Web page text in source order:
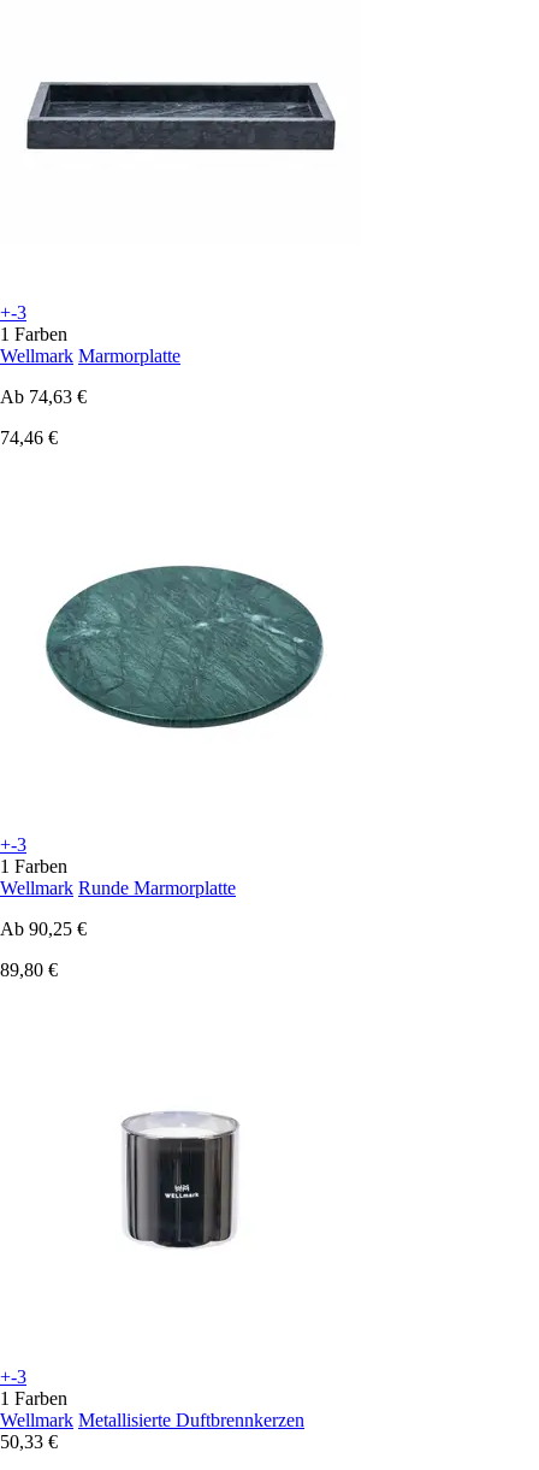
+-3
1 Farben
Wellmark Marmorplatte
Ab 74,63 €
74,46 €
+-3
1 Farben
Wellmark Runde Marmorplatte
Ab 90,25 €
89,80 €
+-3
1 Farben
Wellmark Metallisierte Duftbrennkerzen
50,33 €